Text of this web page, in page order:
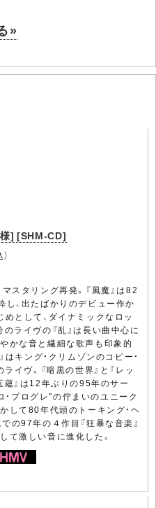
»
] [SHM-CD]
スタリング再発。『風魔』は82
、出たばかりのデビュー作か
めとして、ダイナミックなロッ
ライヴの『乱』は長い曲中心に
かな音と繊細な歌声も印象的
キング・クリムゾンのコピー・
イヴ。『暗黒の世界』と『レッ
蘊』は12年ぶりの95年のサー
プログレ”の佇まいのユニーク
して80年代頭のトーキング・ヘ
の97年の４作目『狂暴な音楽』
て激しい音に進化した。